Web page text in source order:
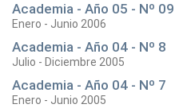
Academia - Año 05 - Nº 09
Enero - Junio 2006
Academia - Año 04 - Nº 8
Julio - Diciembre 2005
Academia - Año 04 - Nº 7
Enero - Junio 2005